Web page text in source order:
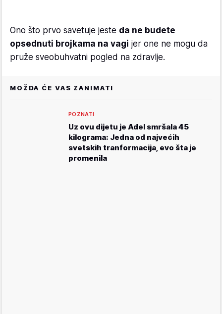
Ono što prvo savetuje jeste da ne budete
opsednuti brojkama na vagi jer one ne mogu da
pruže sveobuhvatni pogled na zdravlje.
MOŽDA ĆE VAS ZANIMATI
POZNATI
Uz ovu dijetu je Adel smršala 45
kilograma: Jedna od najvećih
svetskih tranformacija, evo šta je
promenila